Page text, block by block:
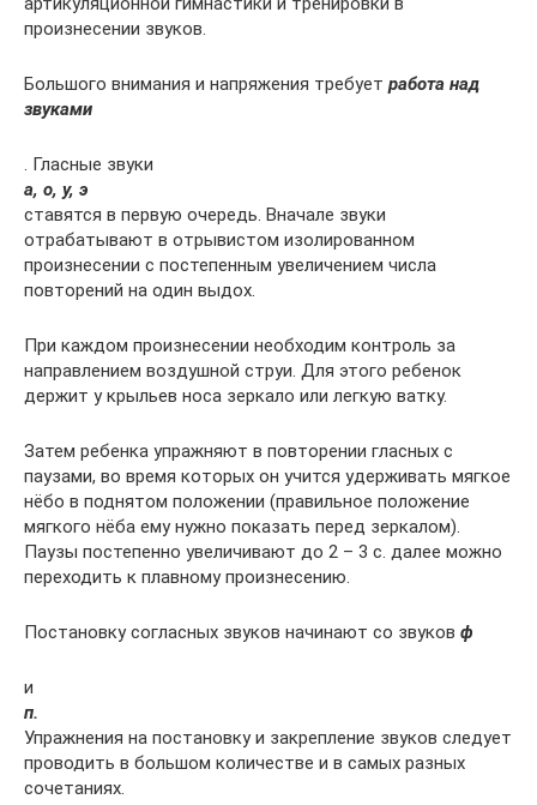
произнесении звуков.
Большого внимания и напряжения требует работа над
звуками
. Гласные звуки
а, о, у, э
ставятся в первую очередь. Вначале звуки
отрабатывают в отрывистом изолированном
произнесении с постепенным увеличением числа
повторений на один выдох.
При каждом произнесении необходим контроль за
направлением воздушной струи. Для этого ребенок
держит у крыльев носа зеркало или легкую ватку.
Затем ребенка упражняют в повторении гласных с
паузами, во время которых он учится удерживать мягкое
нёбо в поднятом положении (правильное положение
мягкого нёба ему нужно показать перед зеркалом).
Паузы постепенно увеличивают до 2 – 3 с. далее можно
переходить к плавному произнесению.
Постановку согласных звуков начинают со звуков ф
и
п.
Упражнения на постановку и закрепление звуков следует
проводить в большом количестве и в самых разных
сочетаниях.